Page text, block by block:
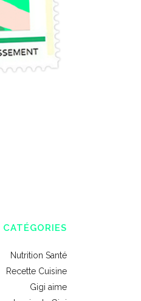
CATÉGORIES
Nutrition Santé
Recette Cuisine
Gigi aime